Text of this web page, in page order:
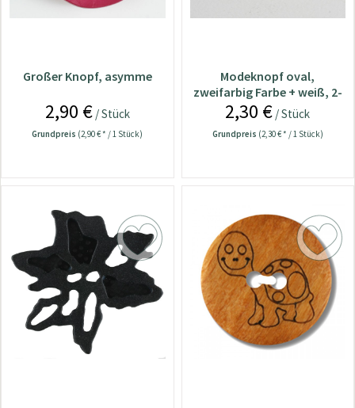
Großer Knopf, asymme
2,90 €/ Stück
Grundpreis (2,90 € * / 1 Stück)
Modeknopf oval,
zweifarbig Farbe + weiß, 2-
Loch - Größe: 38m
2,30 € / Stück
Grundpreis (2,30 € * / 1 Stück)